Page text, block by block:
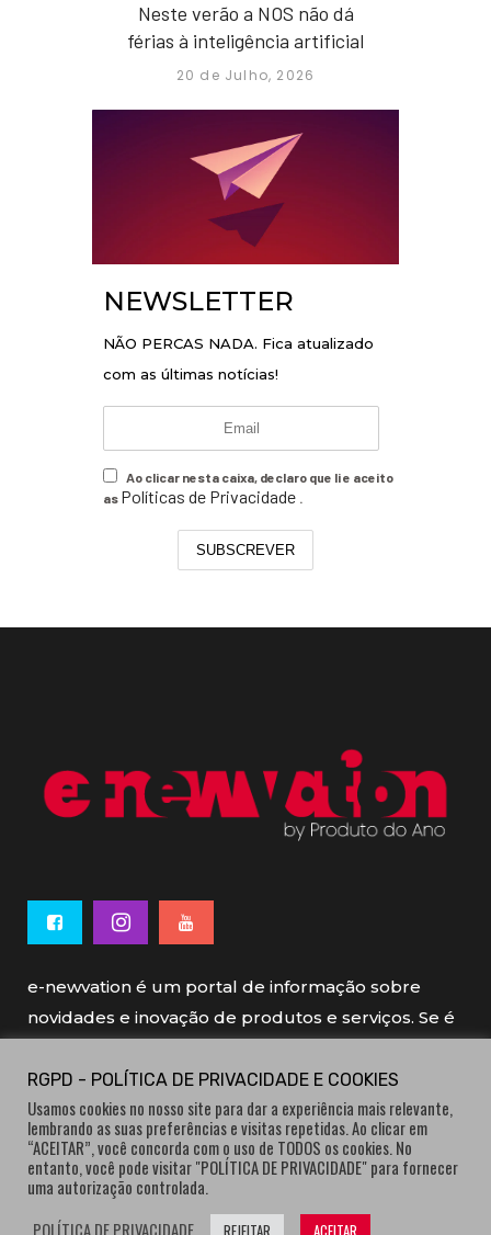
Neste verão a NOS não dá
férias à inteligência artificial
20 de Julho, 2026
NEWSLETTER
NÃO PERCAS NADA. Fica atualizado
com as últimas notícias!
Ao clicar nesta caixa, declaro que li e aceito
as Políticas de Privacidade
SUBSCREVER
e-newvation é um portal de informação sobre
novidades e inovação de produtos e serviços. Se é
e-newvation tem o patrocínio do “Produto do
Ano”, o prémio de inovação atribuído por
consumidores.
RGPD - POLÍTICA DE PRIVACIDADE E COOKIES
Usamos cookies no nosso site para dar a experiência mais relevante,
lembrando as suas preferências e visitas repetidas. Ao clicar em
“ACEITAR”, você concorda com o uso de TODOS os cookies. No
entanto, você pode visitar "POLÍTICA DE PRIVACIDADE" para fornecer
uma autorização controlada.
POLÍTICA DE PRIVACIDADE
REJEITAR ACEITAR